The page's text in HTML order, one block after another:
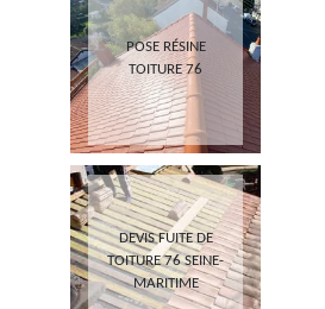
POSE RÉSINE
TOITURE 76
DEVIS FUITE DE
TOITURE 76 SEINE-
MARITIME